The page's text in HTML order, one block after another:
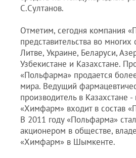
С.Султанов.
Отметим, сегодня компания
представительства во многих
Литве, Украине, Беларуси,
Узбекистане и Казахстане.
«Польфарма» продается
мира. Ведущий
производитель в Казахстане
«Химфарм» входит в состав
В 2011 году «Польфарма»
акционером в обществе,
«Химфарм» в Шымкенте.